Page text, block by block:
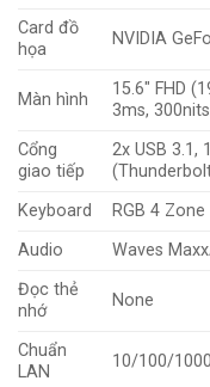
Card đồ
họa
NVIDIA
Màn hình
15.6″ FHD
3ms, 300nits
Cổng
giao tiếp
2x USB 3.1,
Keyboard
RGB 4 Zone
Audio
Waves
Đọc thẻ
nhớ
None
Chuẩn
LAN
10/100/